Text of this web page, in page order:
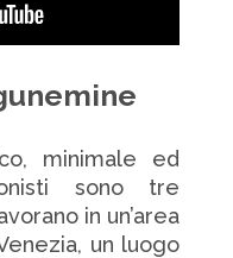
minimale ed
sono tre
in un’area
un luogo